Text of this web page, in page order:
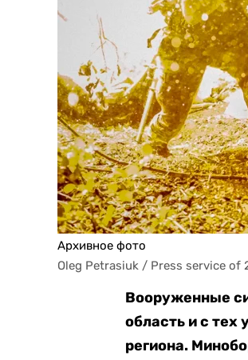
Архивное фото
Oleg Petrasiuk / Press service of
Вооруженные
область и с тех
региона.